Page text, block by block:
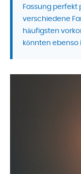
Fassung perfekt
verschiedene
häufigsten
könnten ebenso